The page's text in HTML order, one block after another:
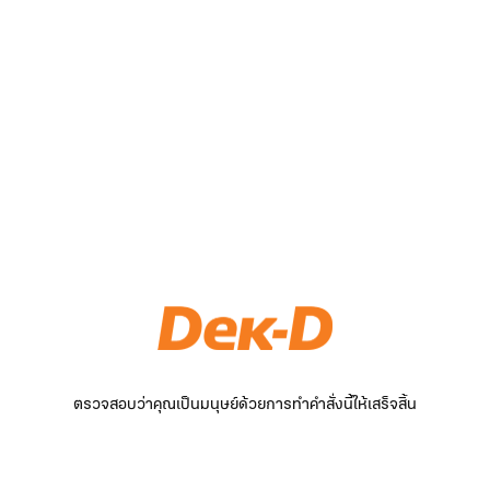
ตรวจสอบว่าคุณเป็นมนุษย์ด้วยการทำคำสั่งนี้ให้เสร็จสิ้น